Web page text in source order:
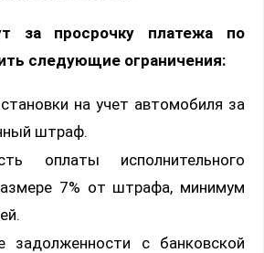
за просрочку платежа по
следующие ограничения:
на учет автомобиля за
штраф.
оплаты исполнительного
7% от штрафа, минимум
задолженности с банковской